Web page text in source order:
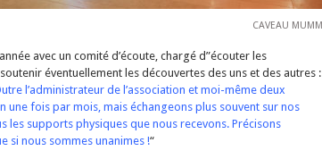
CAVEAU MUMM
avec un comité d’écoute, chargé d”écouter les
éventuellement les découvertes des uns et des autres :
l’administrateur de l’association et moi-même deux
une fois par mois, mais échangeons plus souvent sur nos
supports physiques que nous recevons. Précisons
si nous sommes unanimes !“